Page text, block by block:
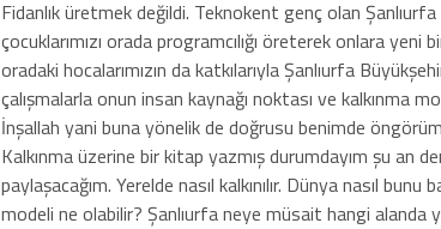
Fidanlık üretmek değildi. Teknokent genç olan
çocuklarımızı orada programcılığı öreterek onlara
oradaki hocalarımızın da katkılarıyla Şanlıurfa
çalışmalarla onun insan kaynağı noktası ve kalkınma
İnşallah yani buna yönelik de doğrusu benimde
Kalkınma üzerine bir kitap yazmış durumdayım şu an
paylaşacağım. Yerelde nasıl kalkınılır. Dünya nasıl
modeli ne olabilir? Şanlıurfa neye müsait hangi alanda